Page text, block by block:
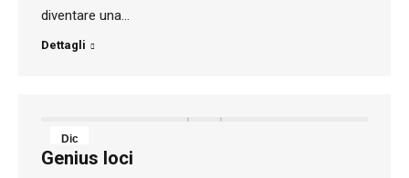
diventare una…
Dettagli
Dic
28
Genius loci